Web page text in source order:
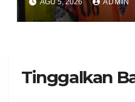
Tangkap
Batang Kuis
Tinggalkan